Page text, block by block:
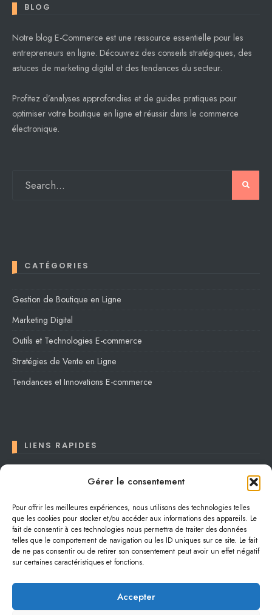
Gérer le consentement
Pour offrir les meilleures expériences, nous utilisons des technologies telles
que les cookies pour stocker et/ou accéder aux informations des appareils. Le
fait de consentir à ces technologies nous permettra de traiter des données
telles que le comportement de navigation ou les ID uniques sur ce site. Le fait
de ne pas consentir ou de retirer son consentement peut avoir un effet négatif
sur certaines caractéristiques et fonctions.
Accepter
BLOG
Notre blog E-Commerce est une ressource essentielle pour les
entrepreneurs en ligne. Découvrez des conseils stratégiques, des
astuces de marketing digital et des tendances du secteur.
Profitez d’analyses approfondies et de guides pratiques pour
optimiser votre boutique en ligne et réussir dans le commerce
électronique.
CATÉGORIES
Gestion de Boutique en Ligne
Marketing Digital
Outils et Technologies E-commerce
Stratégies de Vente en Ligne
Tendances et Innovations E-commerce
LIENS RAPIDES
Confidentialité
Plan du site